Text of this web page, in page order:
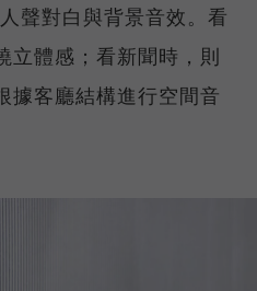
聲對白與背景音效。看
立體感；看新聞時，則
據客廳結構進行空間音